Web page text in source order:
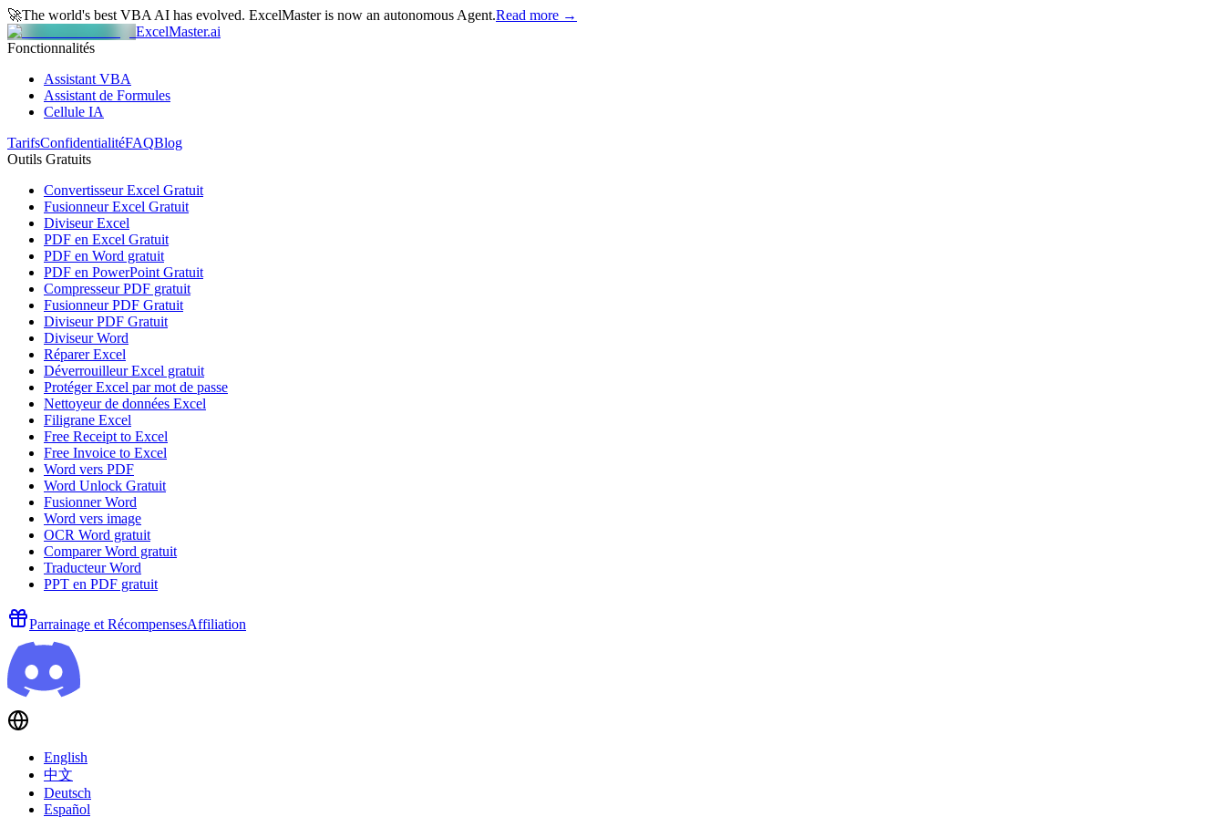
🚀The world's best VBA AI has evolved. ExcelMaster is now an autonomous Agent.Read more →
ExcelMaster.ai
Fonctionnalités
Assistant VBA
Assistant de Formules
Cellule IA
TarifsConfidentialitéFAQBlog
Outils Gratuits
Convertisseur Excel Gratuit
Fusionneur Excel Gratuit
Diviseur Excel
PDF en Excel Gratuit
PDF en Word gratuit
PDF en PowerPoint Gratuit
Compresseur PDF gratuit
Fusionneur PDF Gratuit
Diviseur PDF Gratuit
Diviseur Word
Réparer Excel
Déverrouilleur Excel gratuit
Protéger Excel par mot de passe
Nettoyeur de données Excel
Filigrane Excel
Free Receipt to Excel
Free Invoice to Excel
Word vers PDF
Word Unlock Gratuit
Fusionner Word
Word vers image
OCR Word gratuit
Comparer Word gratuit
Traducteur Word
PPT en PDF gratuit
Parrainage et RécompensesAffiliation
English
中文
Deutsch
Español